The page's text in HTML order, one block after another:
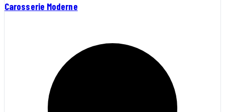
Carosserie Moderne